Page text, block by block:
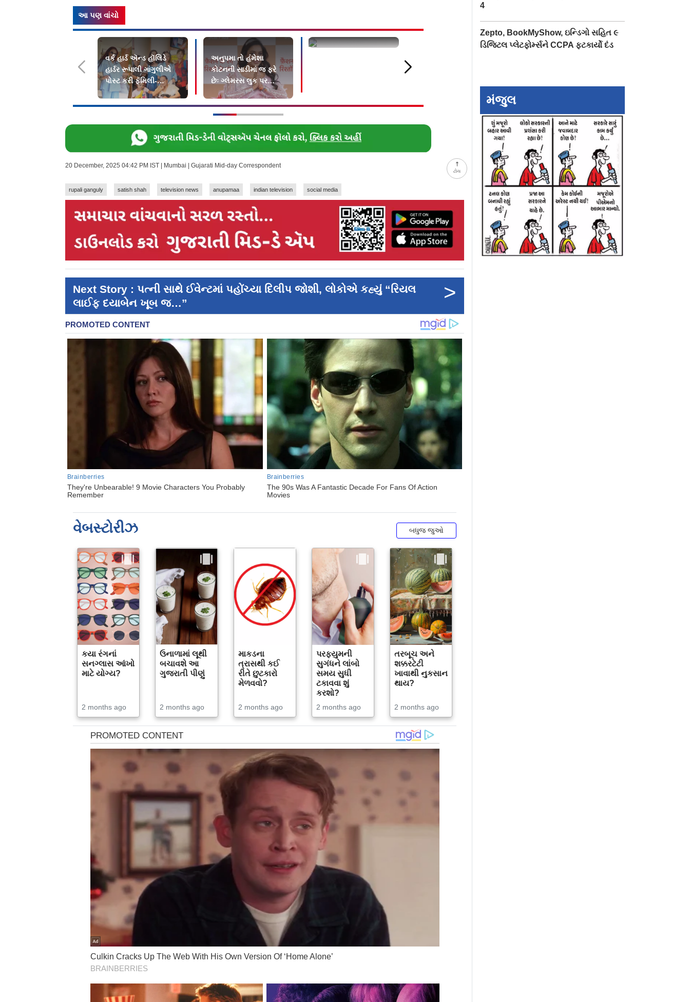
ટોચ
આ પણ વાંચો
વર્ક હાર્ડ ઍન્ડ હૉલિડે
હાર્ડર રૂપાલી ગાંગુલીએ
પોસ્ટ કરી ફૅમિલી-
વેકેશનની તસવીરો
અનુપમા તો હંમેશા
કોટનની સાડીમાં જ ફરે
છેઃ ગ્લેમરસ લુક પર
રૂપાલી ગાંગુલીનો કટાક્ષ
20 December, 2025 04:42 PM IST | Mumbai | Gujarati Mid-day Correspondent
rupali ganguly satish shah television news anupamaa indian television social media
Next Story : પત્ની સાથે ઈવેન્ટમાં પહોંચ્યા દિલીપ જોશી, લોકોએ કહ્યું “રિયલ
લાઈફ દયાબેન ખૂબ જ…”
>
વેબસ્ટોરીઝ બધુજ જુઓ
કયા રંગનાં
સનગ્લાસ આંખો
માટે યોગ્ય?
2 months ago
ઉનાળામાં લૂથી
બચાવશે આ
ગુજરાતી પીણું
2 months ago
માકડના
ત્રાસથી કઈ
રીતે છુટકારો
મેળવવો?
2 months ago
પરફ્યુમની
સુગંધને લાંબો
સમય સુધી
ટકાવવા શું
કરશો?
2 months ago
તરબૂચ અને
શક્કરટેટી
ખાવાથી નુકસાન
થાય?
2 months ago
4
Zepto, BookMyShow, ઇન્ડિગો સહિત ૯
ડિજિટલ પ્લેટફોર્મ્સને CCPA ફટકાર્યો દંડ
મંજુલ